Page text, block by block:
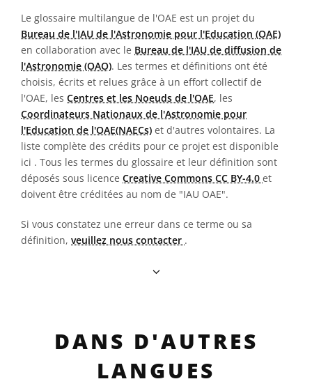
Le glossaire multilangue de l'OAE est un projet du
Bureau de l'IAU de l'Astronomie pour l'Education (OAE)
en collaboration avec le Bureau de l'IAU de diffusion de
l'Astronomie (OAO). Les termes et définitions ont été
choisis, écrits et relues grâce à un effort collectif de
l'OAE, les Centres et les Noeuds de l'OAE, les
Coordinateurs Nationaux de l'Astronomie pour
l'Education de l'OAE(NAECs) et d'autres volontaires. La
liste complète des crédits pour ce projet est disponible
ici . Tous les termes du glossaire et leur définition sont
déposés sous licence Creative Commons CC BY-4.0 et
doivent être créditées au nom de "IAU OAE".
Si vous constatez une erreur dans ce terme ou sa
définition, veuillez nous contacter .
DANS D'AUTRES
LANGUES